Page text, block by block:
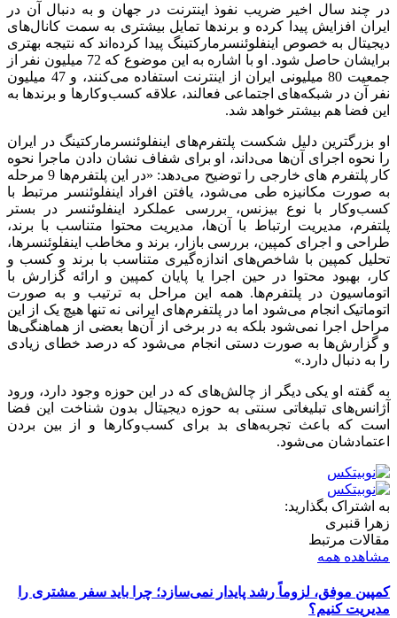
در چند سال اخیر ضریب نفوذ اینترنت در جهان و به دنبال آن در
ایران افزایش پیدا کرده و برندها تمایل بیشتری به سمت کانال‌های
دیجیتال به خصوص اینفلوئنسرمارکتینگ پیدا کرده‌اند که نتیجه بهتری
برایشان حاصل شود. او با اشاره به این موضوع که 72 میلیون نفر از
جمعیت 80 میلیونی ایران از اینترنت استفاده می‌کنند، و 47 میلیون
نفر آن در شبکه‌های اجتماعی فعالند، علاقه کسب‌وکارها و برندها به
این فضا هم بیشتر خواهد شد.
او بزرگترین دلیل شکست پلتفرم‌های اینفلوئنسرمارکتینگ در ایران
را نحوه اجرای آن‌ها می‌داند، او برای شفاف نشان دادن ماجرا نحوه
کار پلتفرم ‌های خارجی را توضیح می‌دهد: «در این پلتفرم‌ها 9 مرحله
به صورت مکانیزه طی می‌شود، یافتن افراد اینفلوئنسر مرتبط با
کسب‌وکار با نوع بیزنس، بررسی عملکرد اینفلوئنسر در بستر
پلتفرم، مدیریت ارتباط با آن‌ها، مدیریت محتوا متناسب با برند،
طراحی و اجرای کمپین، بررسی بازار، برند و مخاطب اینفلوئنسرها،
تحلیل کمپین با شاخص‌های اندازه‌گیری متناسب با برند و کسب و
کار، بهبود محتوا در حین اجرا یا پایان کمپین و ارائه گزارش با
اتوماسیون در پلتفرم‌ها. همه این مراحل به ترتیب و به صورت
اتوماتیک انجام می‌شود اما در پلتفرم‌های ایرانی نه تنها هیچ یک از این
مراحل اجرا نمی‌شود بلکه به در برخی از آن‌ها بعضی از هماهنگی‌ها
و گزارش‌ها به صورت دستی انجام می‌شود که درصد خطای زیادی
را به دنبال دارد.»
به گفته او یکی دیگر از چالش‌های که در این حوزه وجود دارد، ورود
آژانس‌های تبلیغاتی سنتی به حوزه دیجیتال بدون شناخت این فضا
است که باعث تجربه‌های بد برای کسب‌وکارها و از بین بردن
اعتمادشان می‌شود.
به اشتراک بگذارید:
زهرا قنبری
مقالات مرتبط
مشاهده همه
کمپین موفق، لزوماً رشد پایدار نمی‌سازد؛ چرا باید سفر مشتری را
مدیریت کنیم؟